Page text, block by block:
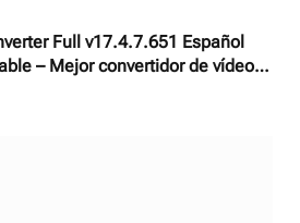
Full v17.4.7.651 Español
– Mejor convertidor de vídeos